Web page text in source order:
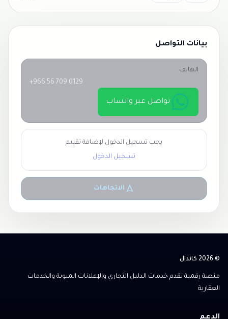
بيانات التواصل
الهاتف
+966 56 709 0129
تواصل عبر واتساب
يجب تسجيل الدخول لإضافة تقييم
تسجيل الدخول
الاتجاهات
© 2026 كاندال
منصة رقمية تقدم خدمات الدليل التجاري والإعلانات المبوبة والخدمات
العقارية